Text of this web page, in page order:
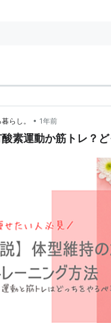
らし。 • 1年前
素運動か筋トレ？